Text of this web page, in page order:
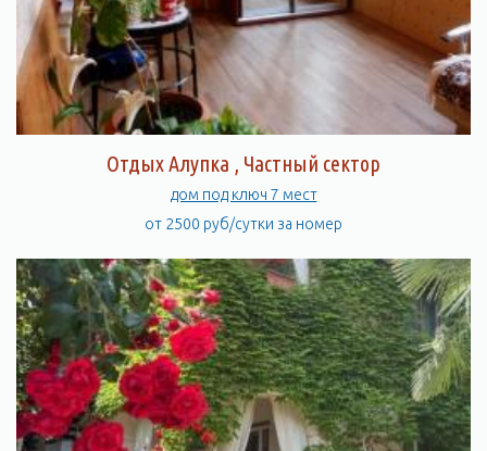
Отдых Алупка , Частный сектор
дом под ключ 7 мест
от 2500 руб/сутки за номер